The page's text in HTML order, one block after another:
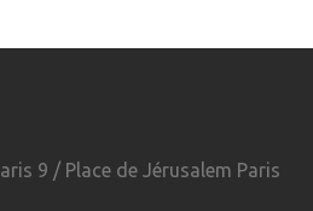
9 / Place de Jérusalem Paris